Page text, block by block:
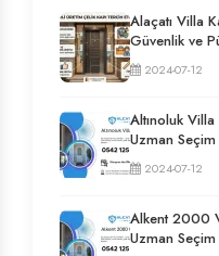
Alaçatı Villa
Güvenlik ve
2024-07-12
Altınoluk Villa
Uzman
2024-07-12
Alkent 2000
Uzman